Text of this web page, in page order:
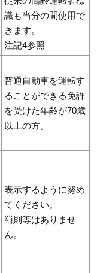
識も当分の間使用で
きます。
注記4参照
普通自動車を運転す
ることができる免許
を受けた年齢が70歳
以上の方。
表示するように努め
てください。
罰則等はありませ
ん。